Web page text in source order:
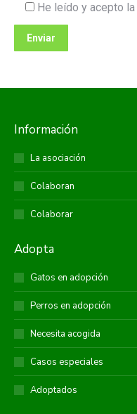
He leído y acepto la
Información
La asociación
Colaboran
Colaborar
Adopta
Gatos en adopción
Perros en adopción
Necesita acogida
Casos especiales
Adoptados